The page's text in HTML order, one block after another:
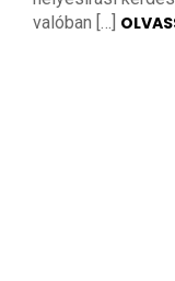
valóban […]